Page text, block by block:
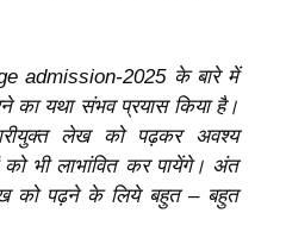
admission-2025 के बारे में
का यथा संभव प्रयास किया है।
लेख को पढ़कर अवश्य
को भी लाभांवित कर पायेंगे। अंत
को पढ़ने के लिये बहुत – बहुत